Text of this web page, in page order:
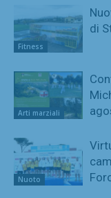
Fitness
di
Arti marziali
Nuoto